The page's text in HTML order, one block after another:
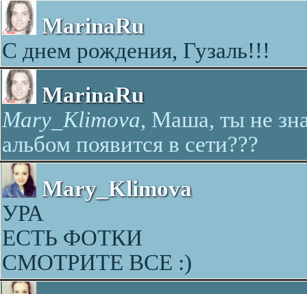
MarinaRu
С днем рождения, Гузаль!!!
MarinaRu
Mary_Klimova, Маша, ты не
альбом появится в сети???
Mary_Klimova
УРА
ЕСТЬ ФОТКИ
СМОТРИТЕ ВСЕ :)